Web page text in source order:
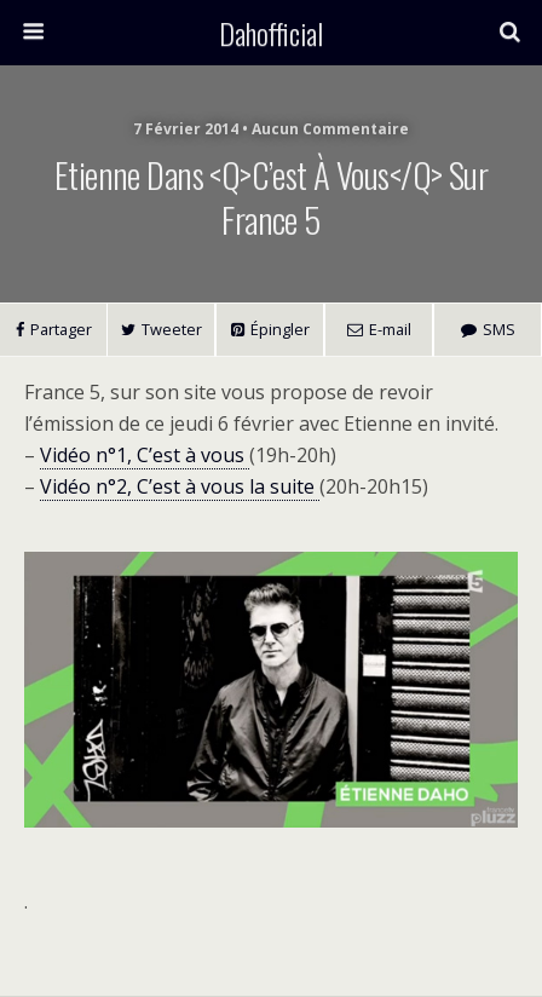
Dahofficial
7 Février 2014 • Aucun Commentaire
Etienne Dans <q>C’est À Vous</q> Sur
France 5
Partager Tweeter Épingler E-mail SMS
France 5, sur son site vous propose de revoir
l’émission de ce jeudi 6 février avec Etienne en invité.
– Vidéo n°1, C’est à vous (19h-20h)
– Vidéo n°2, C’est à vous la suite (20h-20h15)
.